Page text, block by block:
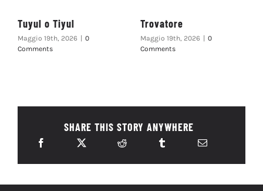
Tuyul o Tiyul
Maggio 19th, 2026
0
Comments
Trovatore
Maggio 19th, 2026
0
Comments
SHARE THIS STORY ANYWHERE